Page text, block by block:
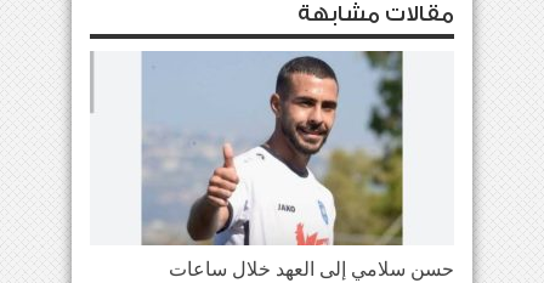
مقالات مشابهة
حسن سلامي إلى العهد خلال ساعات